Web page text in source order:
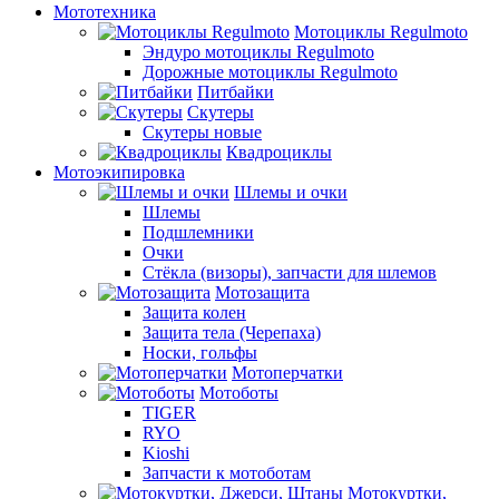
Мототехника
Мотоциклы Regulmoto
Эндуро мотоциклы Regulmoto
Дорожные мотоциклы Regulmoto
Питбайки
Скутеры
Скутеры новые
Квадроциклы
Мотоэкипировка
Шлемы и очки
Шлемы
Подшлемники
Очки
Стёкла (визоры), запчасти для шлемов
Мотозащита
Защита колен
Защита тела (Черепаха)
Носки, гольфы
Мотоперчатки
Мотоботы
TIGER
RYO
Kioshi
Запчасти к мотоботам
Мотокуртки,